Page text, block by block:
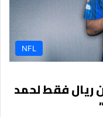
NFL
دفع 2.7 مليون ريال فقط لحمد